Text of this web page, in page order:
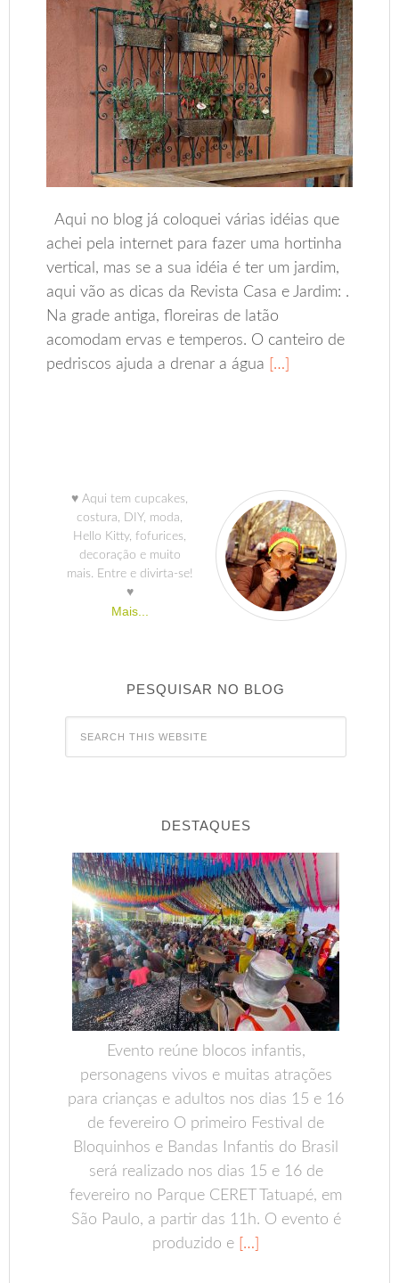
Aqui no blog já coloquei várias idéias que
achei pela internet para fazer uma hortinha
vertical, mas se a sua idéia é ter um jardim,
aqui vão as dicas da Revista Casa e Jardim: .
Na grade antiga, floreiras de latão
acomodam ervas e temperos. O canteiro de
pedriscos ajuda a drenar a água […]
♥ Aqui tem cupcakes,
costura, DIY, moda,
Hello Kitty, fofurices,
decoração e muito
mais. Entre e divirta-se!
♥
Mais...
PESQUISAR NO BLOG
DESTAQUES
Evento reúne blocos infantis,
personagens vivos e muitas atrações
para crianças e adultos nos dias 15 e 16
de fevereiro O primeiro Festival de
Bloquinhos e Bandas Infantis do Brasil
será realizado nos dias 15 e 16 de
fevereiro no Parque CERET Tatuapé, em
São Paulo, a partir das 11h. O evento é
produzido e […]